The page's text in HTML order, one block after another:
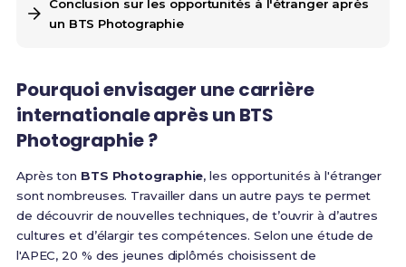
Conclusion sur les opportunités à l'étranger après
un BTS Photographie
Pourquoi envisager une carrière
internationale après un BTS
Photographie ?
Après ton BTS Photographie, les opportunités à l'étranger
sont nombreuses. Travailler dans un autre pays te permet
de découvrir de nouvelles techniques, de t’ouvrir à d’autres
cultures et d’élargir tes compétences. Selon une étude de
l'APEC, 20 % des jeunes diplômés choisissent de